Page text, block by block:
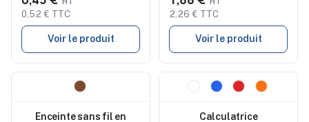
0,52 € TTC
Voir le produit
2,26 € TTC
Voir le produit
Enceinte sans fil en
Nouveau
Calculatrice